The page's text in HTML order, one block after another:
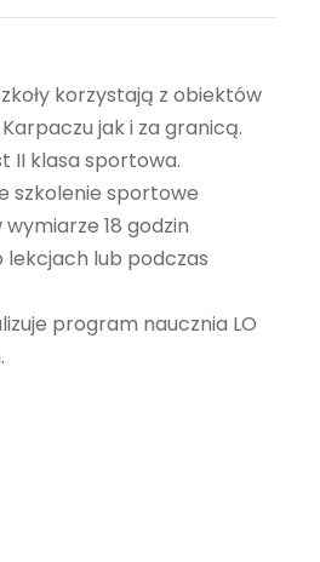
korzystają z obiektów
jak i za granicą.
II klasa sportowa.
szkolenie sportowe
18 godzin
lekcjach lub podczas
program naucznia LO